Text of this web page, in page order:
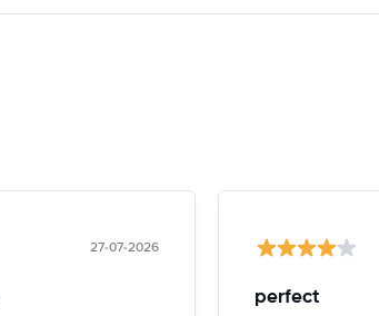
27-07-2026
perfect